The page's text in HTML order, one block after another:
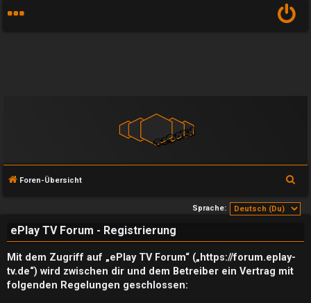
Foren-Übersicht
c
Sprache:
ePlay TV Forum - Registrierung
Mit dem Zugriff auf „ePlay TV Forum“ („https://forum.eplay-
tv.de“) wird zwischen dir und dem Betreiber ein Vertrag mit
folgenden Regelungen geschlossen: